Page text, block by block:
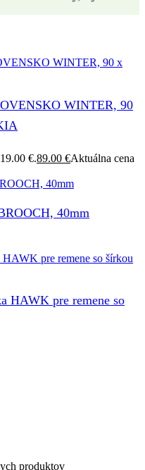
WINTER, 90
€.89.00 €Aktuálna cena
40mm
HAWK pre remene so